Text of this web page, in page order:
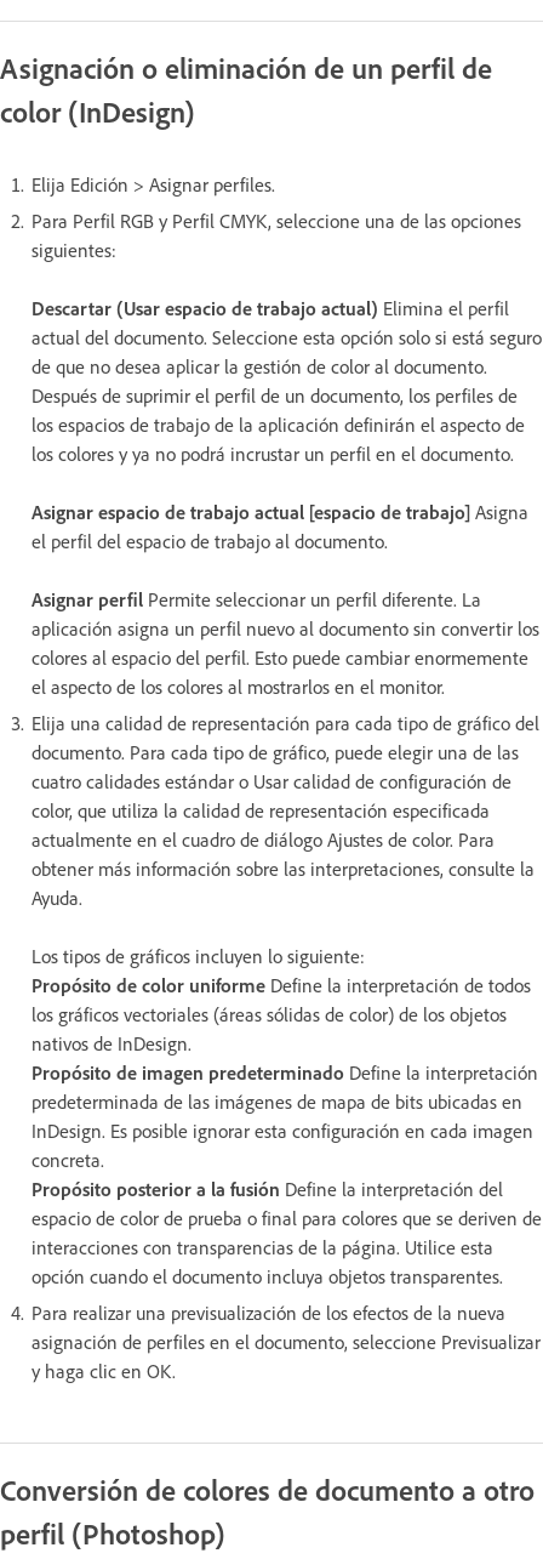
Asignación o eliminación de un perfil de
color (InDesign)
Elija Edición > Asignar perfiles.
Para Perfil RGB y Perfil CMYK, seleccione una de las opciones
siguientes:
Descartar (Usar espacio de trabajo actual) Elimina el perfil
actual del documento. Seleccione esta opción solo si está seguro
de que no desea aplicar la gestión de color al documento.
Después de suprimir el perfil de un documento, los perfiles de
los espacios de trabajo de la aplicación definirán el aspecto de
los colores y ya no podrá incrustar un perfil en el documento.
Asignar espacio de trabajo actual [espacio de trabajo] Asigna
el perfil del espacio de trabajo al documento.
Asignar perfil Permite seleccionar un perfil diferente. La
aplicación asigna un perfil nuevo al documento sin convertir los
colores al espacio del perfil. Esto puede cambiar enormemente
el aspecto de los colores al mostrarlos en el monitor.
Elija una calidad de representación para cada tipo de gráfico del
documento. Para cada tipo de gráfico, puede elegir una de las
cuatro calidades estándar o Usar calidad de configuración de
color, que utiliza la calidad de representación especificada
actualmente en el cuadro de diálogo Ajustes de color. Para
obtener más información sobre las interpretaciones, consulte la
Ayuda.
Los tipos de gráficos incluyen lo siguiente:
Propósito de color uniforme Define la interpretación de todos
los gráficos vectoriales (áreas sólidas de color) de los objetos
nativos de InDesign.
Propósito de imagen predeterminado Define la interpretación
predeterminada de las imágenes de mapa de bits ubicadas en
InDesign. Es posible ignorar esta configuración en cada imagen
concreta.
Propósito posterior a la fusión Define la interpretación del
espacio de color de prueba o final para colores que se deriven de
interacciones con transparencias de la página. Utilice esta
opción cuando el documento incluya objetos transparentes.
Para realizar una previsualización de los efectos de la nueva
asignación de perfiles en el documento, seleccione Previsualizar
y haga clic en OK.
Conversión de colores de documento a otro
perfil (Photoshop)